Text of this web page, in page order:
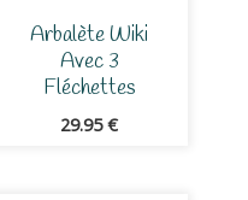
Arbalète Wiki
Avec 3
Fléchettes
29.95€